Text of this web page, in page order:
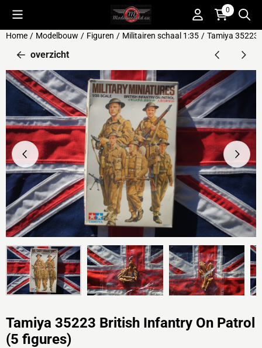
Cookievoorkeuren zijn beschikbaar. Kies instellingen of sta alle
0
Home / Modelbouw / Figuren / Militairen schaal 1:35 / Tamiya 35223
overzicht
Tamiya 35223 British Infantry On Patrol
(5 figures)